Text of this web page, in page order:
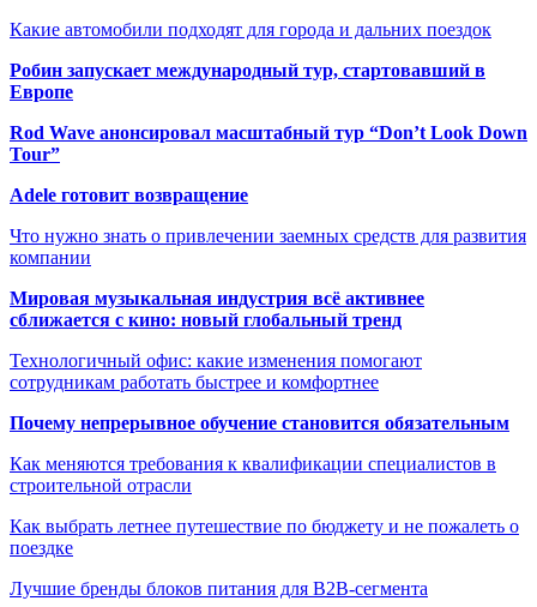
Какие автомобили подходят для города и дальних поездок
Робин запускает международный тур, стартовавший в
Европе
Rod Wave анонсировал масштабный тур “Don’t Look Down
Tour”
Adele готовит возвращение
Что нужно знать о привлечении заемных средств для развития
компании
Мировая музыкальная индустрия всё активнее
сближается с кино: новый глобальный тренд
Технологичный офис: какие изменения помогают
сотрудникам работать быстрее и комфортнее
Почему непрерывное обучение становится обязательным
Как меняются требования к квалификации специалистов в
строительной отрасли
Как выбрать летнее путешествие по бюджету и не пожалеть о
поездке
Лучшие бренды блоков питания для B2B-сегмента